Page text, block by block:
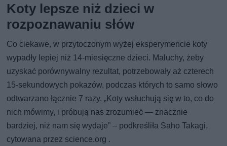
Koty lepsze niż dzieci w
rozpoznawaniu słów
Co ciekawe, w przytoczonym wyżej eksperymencie koty
wypadły lepiej niż 14-miesięczne dzieci. Maluchy, żeby
uzyskać porównywalny rezultat, potrzebowały aż czterech
15-sekundowych pokazów, podczas których to samo słowo
odtwarzano łącznie 7 razy. „Koty wsłuchują się w to, co do
nich mówimy, i próbują nas zrozumieć — znacznie
bardziej, niż nam się wydaje” – podkreśliła Saho Takagi,
cytowana przez science.org .